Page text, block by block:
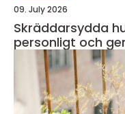
09. July 2026
Skräddarsydda
personligt och